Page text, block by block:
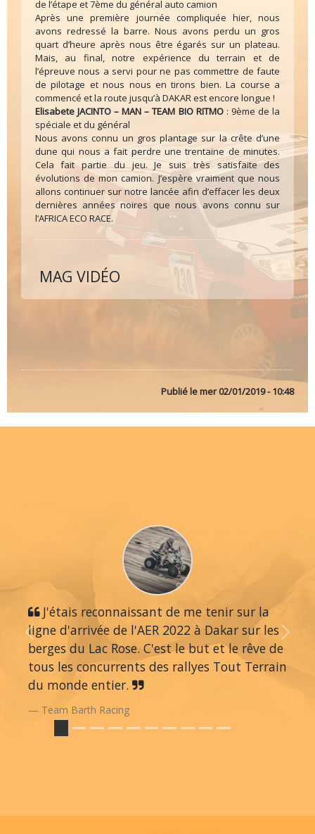
de l’étape et 7ème du général auto camion
Après une première journée compliquée hier, nous
avons redressé la barre. Nous avons perdu un gros
quart d’heure après nous être égarés sur un plateau.
Mais, au final, notre expérience du terrain et de
l’épreuve nous a servi pour ne pas commettre de faute
de pilotage et nous nous en tirons bien. La course a
commencé et la route jusqu’à DAKAR est encore longue !
Elisabete JACINTO – MAN – TEAM BIO RITMO: 9ème de la
spéciale et du général
Nous avons connu un gros plantage sur la crête d’une
dune qui nous a fait perdre une trentaine de minutes.
Cela fait partie du jeu. Je suis très satisfaite des
évolutions de mon camion. J’espère vraiment que nous
allons continuer sur notre lancée afin d’effacer les deux
dernières années noires que nous avons connu sur
l’AFRICA ECO RACE.
MAG VIDÉO
Publié lemer 02/01/2019 - 10:48
J'étais reconnaissant de me tenir sur la
ligne d'arrivée de l'AER 2022 à Dakar sur les
berges du Lac Rose. C'est le but et le rêve de
tous les concurrents des rallyes Tout Terrain
du monde entier.
Team Barth Racing
Previous Next